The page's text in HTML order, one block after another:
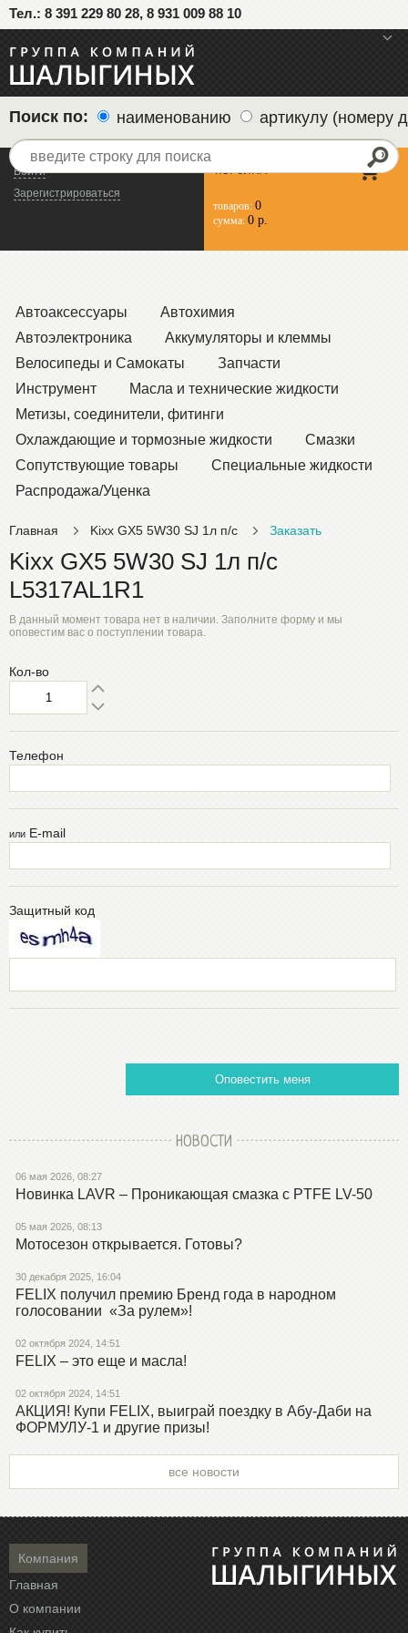
Тел.: 8 391 229 80 28, 8 931 009 88 10
Войти
Зарегистрироваться
КОРЗИНА
товаров: 0
сумма: 0 р.
Поиск по: наименованию артикулу (номеру
Автоаксессуары
Автохимия
Автоэлектроника
Аккумуляторы и клеммы
Велосипеды и Самокаты
Запчасти
Инструмент
Масла и технические жидкости
Метизы, соединители, фитинги
Охлаждающие и тормозные жидкости
Смазки
Сопутствующие товары
Специальные жидкости
Распродажа/Уценка
Главная Kixx GX5 5W30 SJ 1л п/с Заказать
Kixx GX5 5W30 SJ 1л п/с
L5317AL1R1
В данный момент товара нет в наличии. Заполните форму и мы
оповестим вас о поступлении товара.
Кол-во
Телефон
или E-mail
Защитный код
Оповестить меня
НОВОСТИ
06 мая 2026, 08:27
Новинка LAVR – Проникающая смазка с PTFE LV-50
05 мая 2026, 08:13
Мотосезон открывается. Готовы?
30 декабря 2025, 16:04
FELIX получил премию Бренд года в народном
голосовании «За рулем»!
02 октября 2024, 14:51
FELIX – это еще и масла!
02 октября 2024, 14:51
АКЦИЯ! Купи FELIX, выиграй поездку в Абу-Даби на
ФОРМУЛУ-1 и другие призы!
все новости
Компания
Главная
О компании